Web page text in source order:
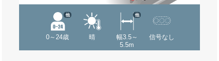
0～24歳
他
晴
幅3.5～
5.5m
他
信号なし